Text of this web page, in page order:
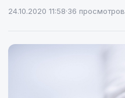
24.10.2020 11:58·36 просмотров